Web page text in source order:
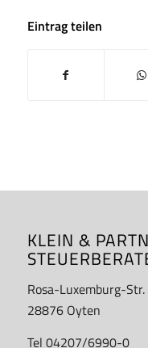
Eintrag teilen
KLEIN &
Rosa-Luxemburg-Str.
28876 Oyten
Tel 04207/6990-0